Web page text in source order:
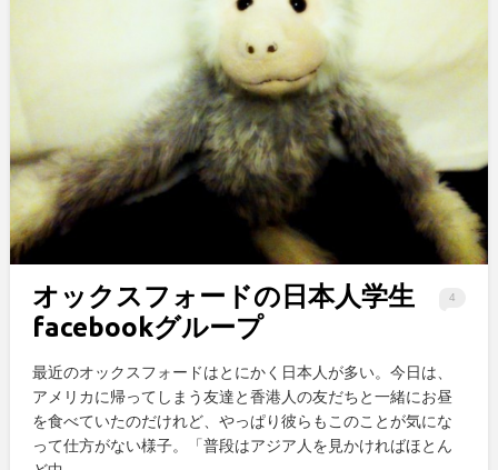
4
オックスフォードの日本人学生
facebookグループ
最近のオックスフォードはとにかく日本人が多い。今日は、
アメリカに帰ってしまう友達と香港人の友だちと一緒にお昼
を食べていたのだけれど、やっぱり彼らもこのことが気にな
って仕方がない様子。「普段はアジア人を見かければほとん